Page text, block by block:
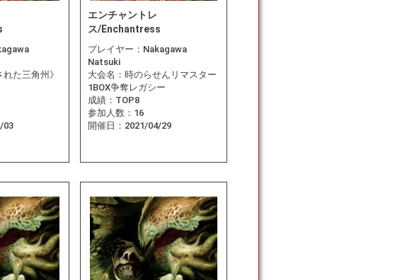
れた三角州》
03
エンチャントレ
ス/Enchantress
プレイヤー： Nakagawa
Natsuki
大会名： 時のらせんリマスター
1BOX争奪レガシー
成績： TOP8
参加人数： 16
開催日： 2021/04/29